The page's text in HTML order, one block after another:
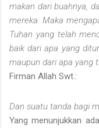
makan dari buahnya,
mereka. Maka
Tuhan yang telah
baik dari apa yang
maupun dari apa yang
Firman Allah Swt.:
Dan suatu tanda bagi
Yang menunjukkan